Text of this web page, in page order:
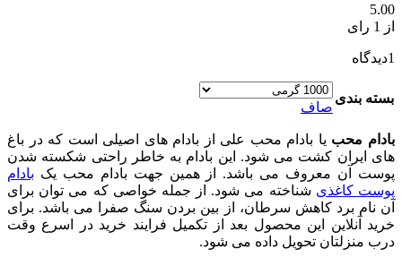
5.00
از 1 رای
1دیدگاه
بسته بندی
صاف
بادام محب یا بادام محب علی از بادام های اصیلی است که در باغ
های ایران کشت می شود. این بادام به خاطر راحتی شکسته شدن
پوست آن معروف می باشد. از همین جهت بادام محب یک بادام
پوست کاغذی شناخته می شود. از جمله خواصی که می توان برای
آن نام برد کاهش سرطان، از بین بردن سنگ صفرا می باشد. برای
خرید آنلاین این محصول بعد از تکمیل فرایند خرید در اسرع وقت
درب منزلتان تحویل داده می شود.